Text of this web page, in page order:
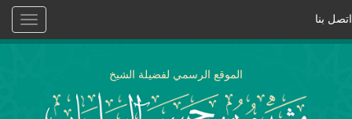
Toggle
اتصل بنا
الموقع الرسمي لفضيلة الشيخ